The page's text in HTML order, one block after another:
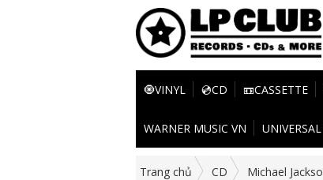
🧿VINYL 💿CD 📼CASSETTE
WARNER MUSIC VN
Trang chủ CD Michael